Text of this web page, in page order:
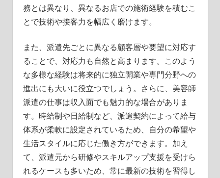
務とは異なり、異なるお店での施術経験を積むこ
とで技術や接客力を幅広く磨けます。
また、派遣先ごとに異なる顧客層や要望に対応す
ることで、対応力も自然と高まります。このよう
な多様な経験は将来的に独立開業や専門分野への
進出にも大いに役立つでしょう。さらに、美容師
派遣の仕事は収入面でも魅力的な場合がありま
す。時給制や日給制など、派遣契約によって給与
体系が柔軟に設定されているため、自分の希望や
生活スタイルに応じた働き方ができます。加え
て、派遣元から研修やスキルアップ支援を受けら
れるケースも多いため、常に最新の技術を習得し